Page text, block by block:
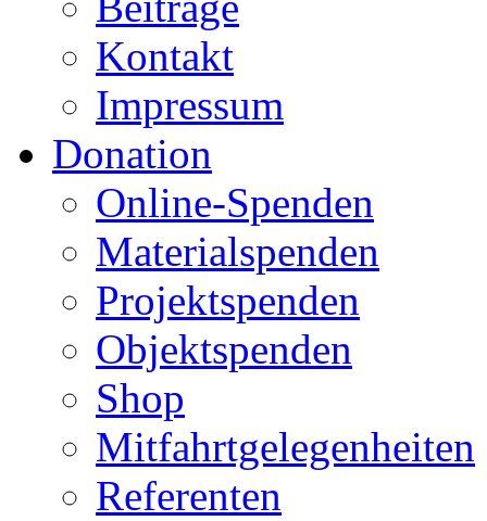
Kontakt
Impressum
Donation
Online-Spenden
Materialspenden
Projektspenden
Objektspenden
Shop
Mitfahrtgelegenheiten
Referenten